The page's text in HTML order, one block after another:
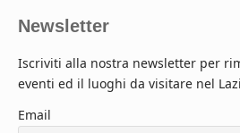
Newsletter
Iscriviti alla nostra newsletter per
eventi ed il luoghi da visitare nel
Email